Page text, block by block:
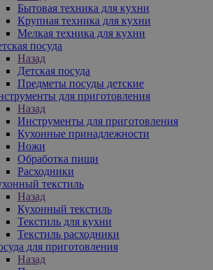
Бытовая техника для кухни
Крупная техника для кухни
Мелкая техника для кухни
посуда
Назад
Детская посуда
Предметы посуды детские
для приготовления
Назад
Инструменты для приготовления
Кухонные принадлежности
Ножи
Обработка пищи
Расходники
текстиль
Назад
Кухонный текстиль
Текстиль для кухни
Текстиль расходники
для приготовления
Назад